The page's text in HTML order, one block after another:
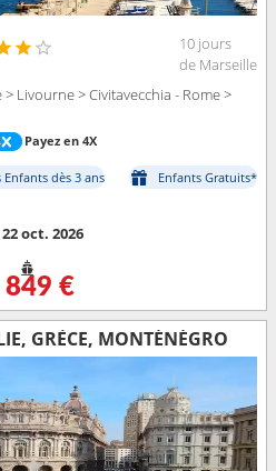
10 jours
de Marseille
Livourne > Civitavecchia - Rome >
Payez en 4X
Enfants dès 3 ans
Enfants Gratuits*
oct. 2026
849 €
GRÈCE, MONTÉNÉGRO